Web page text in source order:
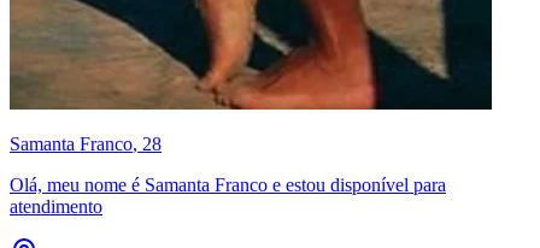
Samanta Franco, 28
Olá, meu nome é Samanta Franco e estou disponível para
atendimento